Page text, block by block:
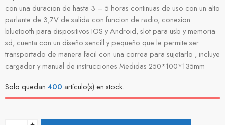
con una duracion de hasta 3 – 5 horas continuas de uso con un alto
parlante de 3,7V de salida con funcion de radio, conexion
bluetooth para dispositivos IOS y Android, slot para usb y memoria
sd, cuenta con un diseño sencill y pequeño que le permite ser
transportado de manera facil con una correa para sujetarlo , incluye
cargador y manual de instrucciones Medidas 250*100*135mm
Solo quedan 400 artículo(s) en stock.